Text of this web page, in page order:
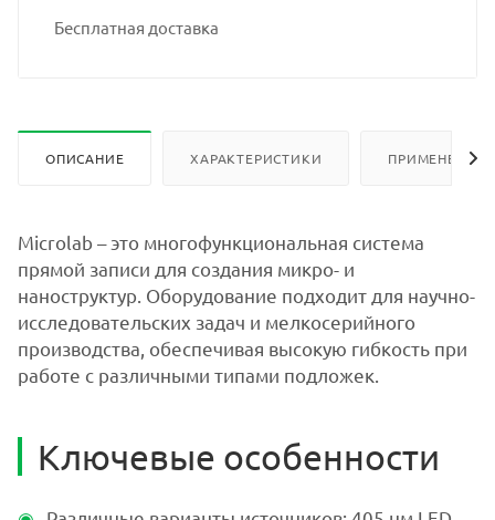
Бесплатная доставка
ОПИСАНИЕ ХАРАКТЕРИСТИКИ ПРИМЕНЕНИЕ
Microlab – это многофункциональная система
прямой записи для создания микро- и
наноструктур. Оборудование подходит для научно-
исследовательских задач и мелкосерийного
производства, обеспечивая высокую гибкость при
работе с различными типами подложек.
Ключевые особенности